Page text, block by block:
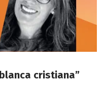
cristiana”